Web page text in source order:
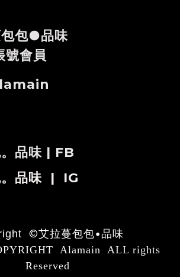
包●品味
會員
品味 | FB
。品味 | IG
©艾拉蔓包包•品味
Alamain ALL rights
Reserved